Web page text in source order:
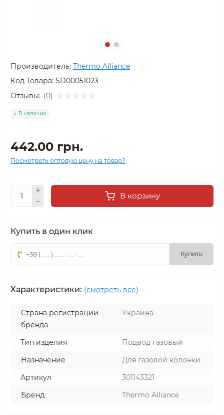
Производитель: Thermo Alliance
Код Товара: SD00051023
Отзывы: (0)
В наличии
442.00 грн.
Посмотреть оптовую цену на товар?
В корзину
Купить в один клик
Купить
Характеристики: (смотреть все)
Страна регистрации
бренда
Украина
Тип изделия
Подвод газовый
Назначение
Для газовой колонки
Артикул
301143321
Бренд
Thermo Alliance